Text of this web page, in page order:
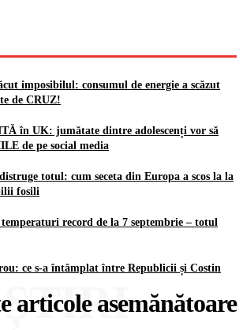
imposibilul: consumul de energie a scăzut
de CRUZ!
în UK: jumătate dintre adolescenți vor să
de pe social media
totul: cum seceta din Europa a scos la la
fosili
record de la 7 septembrie – totul
ce s-a întâmplat între Republicii și Costin
articole asemănătoare
ȘTIRI